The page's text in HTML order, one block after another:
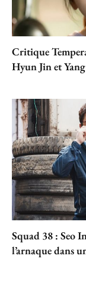
Critique
Hyun Jin et
Squad 38 : Seo
l’arnaque dans